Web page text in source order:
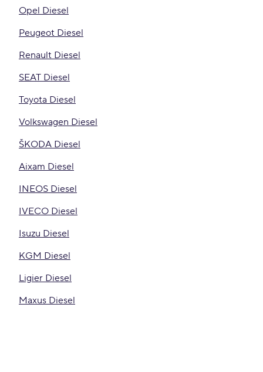
Opel Diesel
Peugeot Diesel
Renault Diesel
SEAT Diesel
Toyota Diesel
Volkswagen Diesel
ŠKODA Diesel
Aixam Diesel
INEOS Diesel
IVECO Diesel
Isuzu Diesel
KGM Diesel
Ligier Diesel
Maxus Diesel